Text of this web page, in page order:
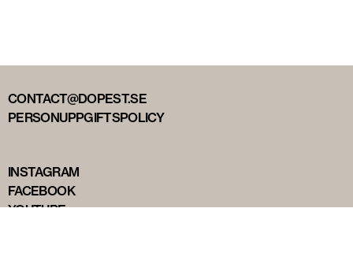
CONTACT@DOPEST.SE
PERSONUPPGIFTSPOLICY
INSTAGRAM
FACEBOOK
YOUTUBE